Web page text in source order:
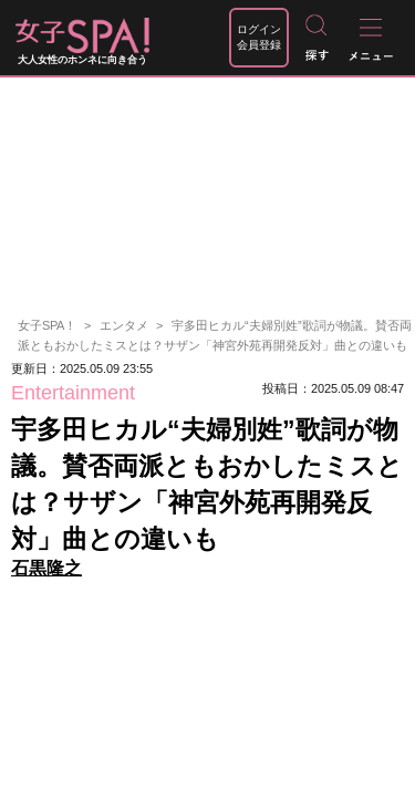
大人女性のホンネに向き合う
ログイン
会員登録
女子SPA！ エンタメ
宇多田ヒカル“夫婦別姓”歌詞が物議。賛否両
派ともおかしたミスとは？サザン「神宮外苑再開発反対」曲との違いも
更新日：2025.05.09 23:55
Entertainment 投稿日：2025.05.09 08:47
宇多田ヒカル“夫婦別姓”歌詞が物
議。賛否両派ともおかしたミスと
は？サザン「神宮外苑再開発反
対」曲との違いも
石黒隆之